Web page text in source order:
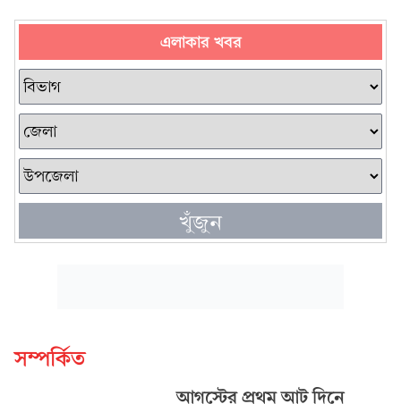
এলাকার খবর
খুঁজুন
সম্পর্কিত
আগস্টের প্রথম আট দিনে